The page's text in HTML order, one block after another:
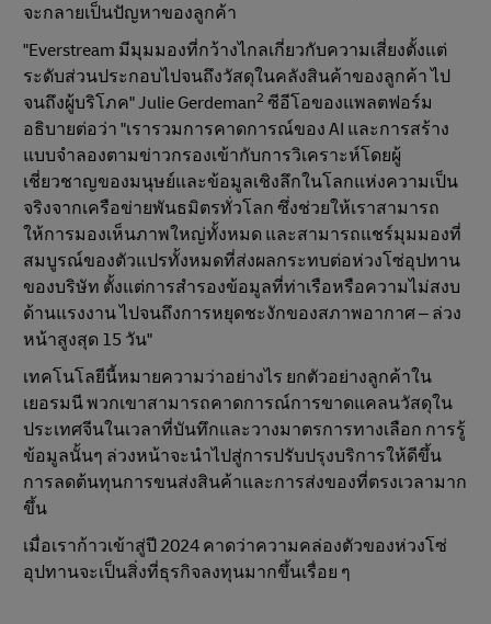
จะกลายเป็นปัญหาของลูกค้า
"Everstream มีมุมมองที่กว้างไกลเกี่ยวกับความเสี่ยงตั้งแต่
ระดับส่วนประกอบไปจนถึงวัสดุในคลังสินค้าของลูกค้า ไป
จนถึงผู้บริโภค" Julie Gerdeman2 ซีอีโอของแพลตฟอร์ม
อธิบายต่อว่า "เรารวมการคาดการณ์ของ AI และการสร้าง
แบบจําลองตามข่าวกรองเข้ากับการวิเคราะห์โดยผู้
เชี่ยวชาญของมนุษย์และข้อมูลเชิงลึกในโลกแห่งความเป็น
จริงจากเครือข่ายพันธมิตรทั่วโลก ซึ่งช่วยให้เราสามารถ
ให้การมองเห็นภาพใหญ่ทั้งหมด และสามารถแชร์มุมมองที่
สมบูรณ์ของตัวแปรทั้งหมดที่ส่งผลกระทบต่อห่วงโซ่อุปทาน
ของบริษัท ตั้งแต่การสํารองข้อมูลที่ท่าเรือหรือความไม่สงบ
ด้านแรงงาน ไปจนถึงการหยุดชะงักของสภาพอากาศ – ล่วง
หน้าสูงสุด 15 วัน"
เทคโนโลยีนี้หมายความว่าอย่างไร ยกตัวอย่างลูกค้าใน
เยอรมนี พวกเขาสามารถคาดการณ์การขาดแคลนวัสดุใน
ประเทศจีนในเวลาที่บันทึกและวางมาตรการทางเลือก การรู้
ข้อมูลนั้นๆ ล่วงหน้าจะนําไปสู่การปรับปรุงบริการให้ดีขึ้น
การลดต้นทุนการขนส่งสินค้าและการส่งของที่ตรงเวลามาก
ขึ้น
เมื่อเราก้าวเข้าสู่ปี 2024 คาดว่าความคล่องตัวของห่วงโซ่
อุปทานจะเป็นสิ่งที่ธุรกิจลงทุนมากขึ้นเรื่อย ๆ